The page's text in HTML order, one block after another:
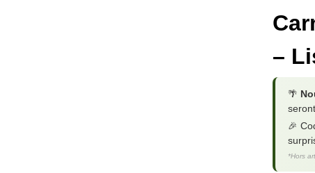
–
🌴
🎉
*Hors